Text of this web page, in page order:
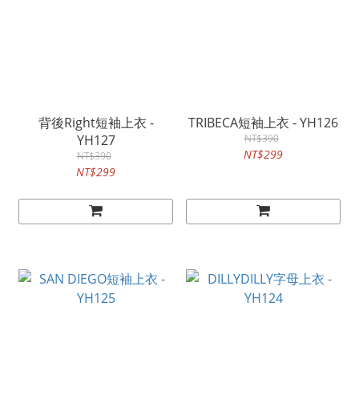
背後Right短袖上衣 -
YH127
NT$390
NT$299
TRIBECA短袖上衣 - YH126
NT$390
NT$299